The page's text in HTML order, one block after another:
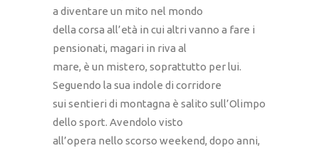
a diventare un mito nel mondo
della corsa all’età in cui altri vanno a fare i
pensionati, magari in riva al
mare, è un mistero, soprattutto per lui.
Seguendo la sua indole di corridore
sui sentieri di montagna è salito sull’Olimpo
dello sport. Avendolo visto
all’opera nello scorso weekend, dopo anni,